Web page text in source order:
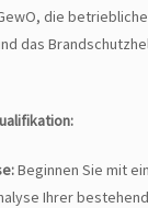
die
das
Beginnen Sie mit
Ihrer